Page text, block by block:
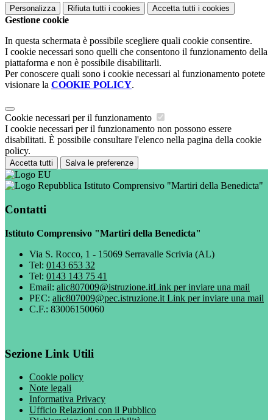
Personalizza Rifiuta tutti i cookies Accetta tutti i cookies
Gestione cookie
In questa schermata è possibile scegliere quali cookie consentire.
I cookie necessari sono quelli che consentono il funzionamento della
piattaforma e non è possibile disabilitarli.
Per conoscere quali sono i cookie necessari al funzionamento potete
visionare la COOKIE POLICY.
Cookie necessari per il funzionamento
I cookie necessari per il funzionamento non possono essere
disabilitati. È possibile consultare l'elenco nella pagina della cookie
policy.
Accetta tutti Salva le preferenze
Istituto Comprensivo "Martiri della Benedicta"
Contatti
Istituto Comprensivo "Martiri della Benedicta"
Via S. Rocco, 1 - 15069 Serravalle Scrivia (AL)
Tel: 0143 653 32
Tel: 0143 143 75 41
Email: alic807009@istruzione.itLink per inviare una mail
PEC: alic807009@pec.istruzione.it Link per inviare una mail
C.F.: 83006150060
Sezione Link Utili
Cookie policy
Note legali
Informativa Privacy
Ufficio Relazioni con il Pubblico